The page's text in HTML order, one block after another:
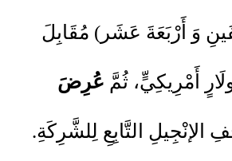
(أَلْفَينِ وَ أَرْبَعَةَ عَشَر) مُقَابِلَ
عُرِضَ
الإنْجِيلِ التَّابِعِ لِلشَّرِكَةِ.